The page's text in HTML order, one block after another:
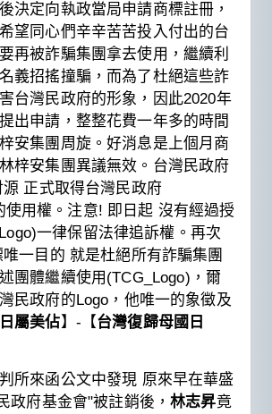
決定向執政當局申請商標註冊，
望同心們辛辛苦苦投入付出的台
再被詐騙集團拿去使用，繼續利
義招搖撞騙，而為了杜絕這些詐
台灣民政府的形象，因此2020年
出申請，整整花費一年多的時間
安集團周旋。好消息是上個月商
梓安集團異議無效。台灣民政府
正式取得台灣民政府
使用權。注意! 即日起 沒有經過授
一律保留法律追訴權。再次
一目的 就是杜絕所有詐騙集團
團體繼續使用(TCG_Logo)，爾
民政府的Logo，他唯一的象徵及
日屬美佔】-【台灣復歸母國日
所來函公文中發現 原來早在華盛
政府基金會"被註銷後，林志昇竟